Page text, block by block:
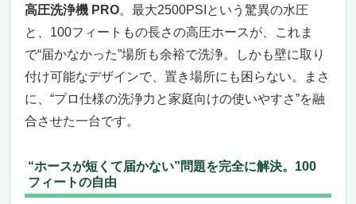
高圧洗浄機 PRO。最大2500PSIという驚異の水圧
と、100フィートもの長さの高圧ホースが、これま
で“届かなかった”場所も余裕で洗浄。しかも壁に取り
付け可能なデザインで、置き場所にも困らない。まさ
に、“プロ仕様の洗浄力と家庭向けの使いやすさ”を融
合させた一台です。
“ホースが短くて届かない”問題を完全に解決。100
フィートの自由